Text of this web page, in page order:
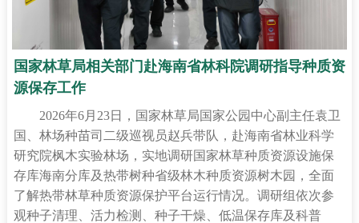
国家林草局相关部门赴海南省林科院调研指导种质资
源保存工作
2026年6月23日，国家林草局国家公园中心副主任袁卫
国、林场种苗司二级巡视员赵兵带队，赴海南省林业科学
研究院枫木实验林场，实地调研国家林草种质资源设施保
存库海南分库及热带树种省级林木种质资源树木园，全面
了解热带林草种质资源保护平台运行情况。调研组依次参
观种子清理、活力检测、种子干燥、低温保存库及科普